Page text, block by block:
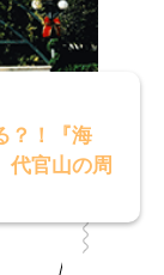
？！『海
代官山の周